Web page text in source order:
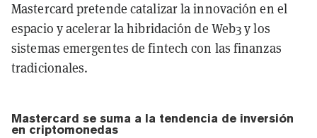
Mastercard pretende catalizar la innovación en el
espacio y acelerar la hibridación de Web3 y los
sistemas emergentes de fintech con las finanzas
tradicionales.
Mastercard se suma a la tendencia de inversión
en criptomonedas